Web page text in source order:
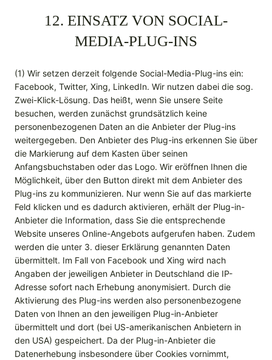
12. EINSATZ VON SOCIAL-
MEDIA-PLUG-INS
(1) Wir setzen derzeit folgende Social-Media-Plug-ins ein:
Facebook, Twitter, Xing, LinkedIn. Wir nutzen dabei die sog.
Zwei-Klick-Lösung. Das heißt, wenn Sie unsere Seite
besuchen, werden zunächst grundsätzlich keine
personenbezogenen Daten an die Anbieter der Plug-ins
weitergegeben. Den Anbieter des Plug-ins erkennen Sie über
die Markierung auf dem Kasten über seinen
Anfangsbuchstaben oder das Logo. Wir eröffnen Ihnen die
Möglichkeit, über den Button direkt mit dem Anbieter des
Plug-ins zu kommunizieren. Nur wenn Sie auf das markierte
Feld klicken und es dadurch aktivieren, erhält der Plug-in-
Anbieter die Information, dass Sie die entsprechende
Website unseres Online-Angebots aufgerufen haben. Zudem
werden die unter 3. dieser Erklärung genannten Daten
übermittelt. Im Fall von Facebook und Xing wird nach
Angaben der jeweiligen Anbieter in Deutschland die IP-
Adresse sofort nach Erhebung anonymisiert. Durch die
Aktivierung des Plug-ins werden also personenbezogene
Daten von Ihnen an den jeweiligen Plug-in-Anbieter
übermittelt und dort (bei US-amerikanischen Anbietern in
den USA) gespeichert. Da der Plug-in-Anbieter die
Datenerhebung insbesondere über Cookies vornimmt,